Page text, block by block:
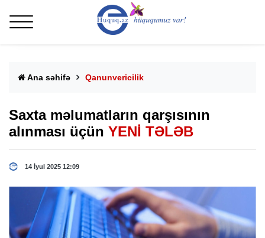
Ana səhifə Qanunvericilik
Saxta məlumatların qarşısının
alınması üçün YENİ TƏLƏB
14 İyul 2025 12:09